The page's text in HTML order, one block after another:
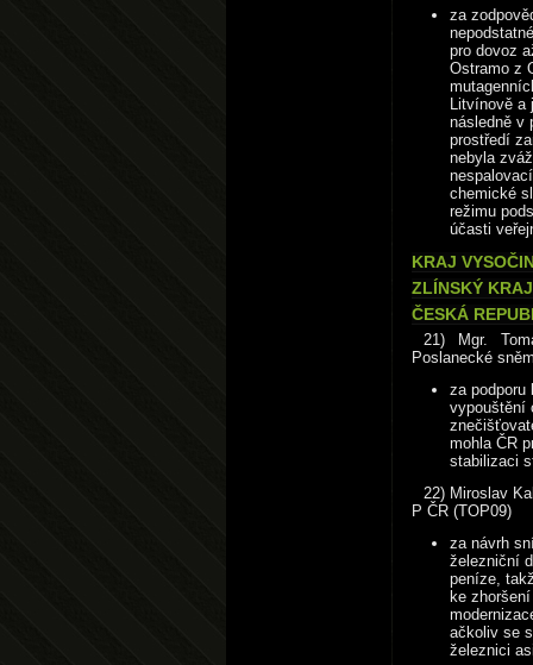
za
pro dovoz
Ostramo z
Litvínově a
následně v
prostředí
nebyla
chemické
režimu
účasti
KRAJ
ZLÍNSKÝ
ČESKÁ
21) Mgr.
Poslanecké
za podporu
vypouštění
mohla ČR
stabilizaci
22) Miroslav
P ČR (TOP09)
za návrh
železniční
peníze,
ke
ačkoliv se
železnici